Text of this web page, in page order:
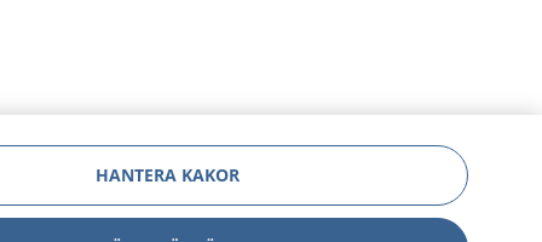
HANTERA KAKOR